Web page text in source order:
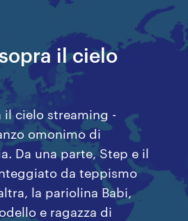
il cielo
il cielo streaming -
omonimo di
Da una parte, Step e il
da teppismo
la pariolina Babi,
e ragazza di